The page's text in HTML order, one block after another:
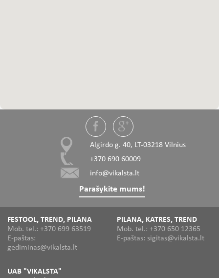
Algirdo g. 40, LT-03218 Vilnius
+370 690 60009
info@vikalsta.lt
Parašykite mums!
FESTOOL, TREND, PILANA
Mob. tel.: +370 699 63519
E-paštas:
gediminas@vikalsta.lt
PILANA, KATRES, TREND
Mob. tel.: +370 650 12365
E-paštas: sigitas@vikalsta.lt
UAB "VIKALSTA"